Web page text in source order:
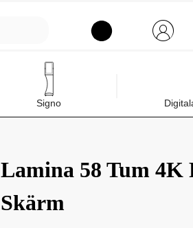
Signo
Lamina 58 Tum 4K
Skärm